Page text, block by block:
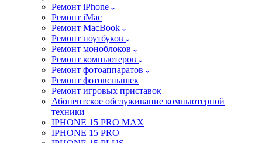
Ремонт iPhone
Ремонт iMac
Ремонт MacBook
Ремонт ноутбуков
Ремонт моноблоков
Ремонт компьютеров
Ремонт фотоаппаратов
Ремонт фотовспышек
Ремонт игровых приставок
Абонентское обслуживание компьютерной
техники
IPHONE 15 PRO MAX
IPHONE 15 PRO